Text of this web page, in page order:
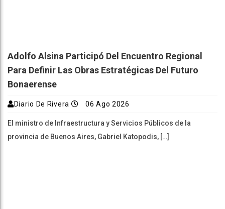
Adolfo Alsina Participó Del Encuentro Regional
Para Definir Las Obras Estratégicas Del Futuro
Bonaerense
Diario De Rivera 06 Ago 2026
El ministro de Infraestructura y Servicios Públicos de la
provincia de Buenos Aires, Gabriel Katopodis, […]